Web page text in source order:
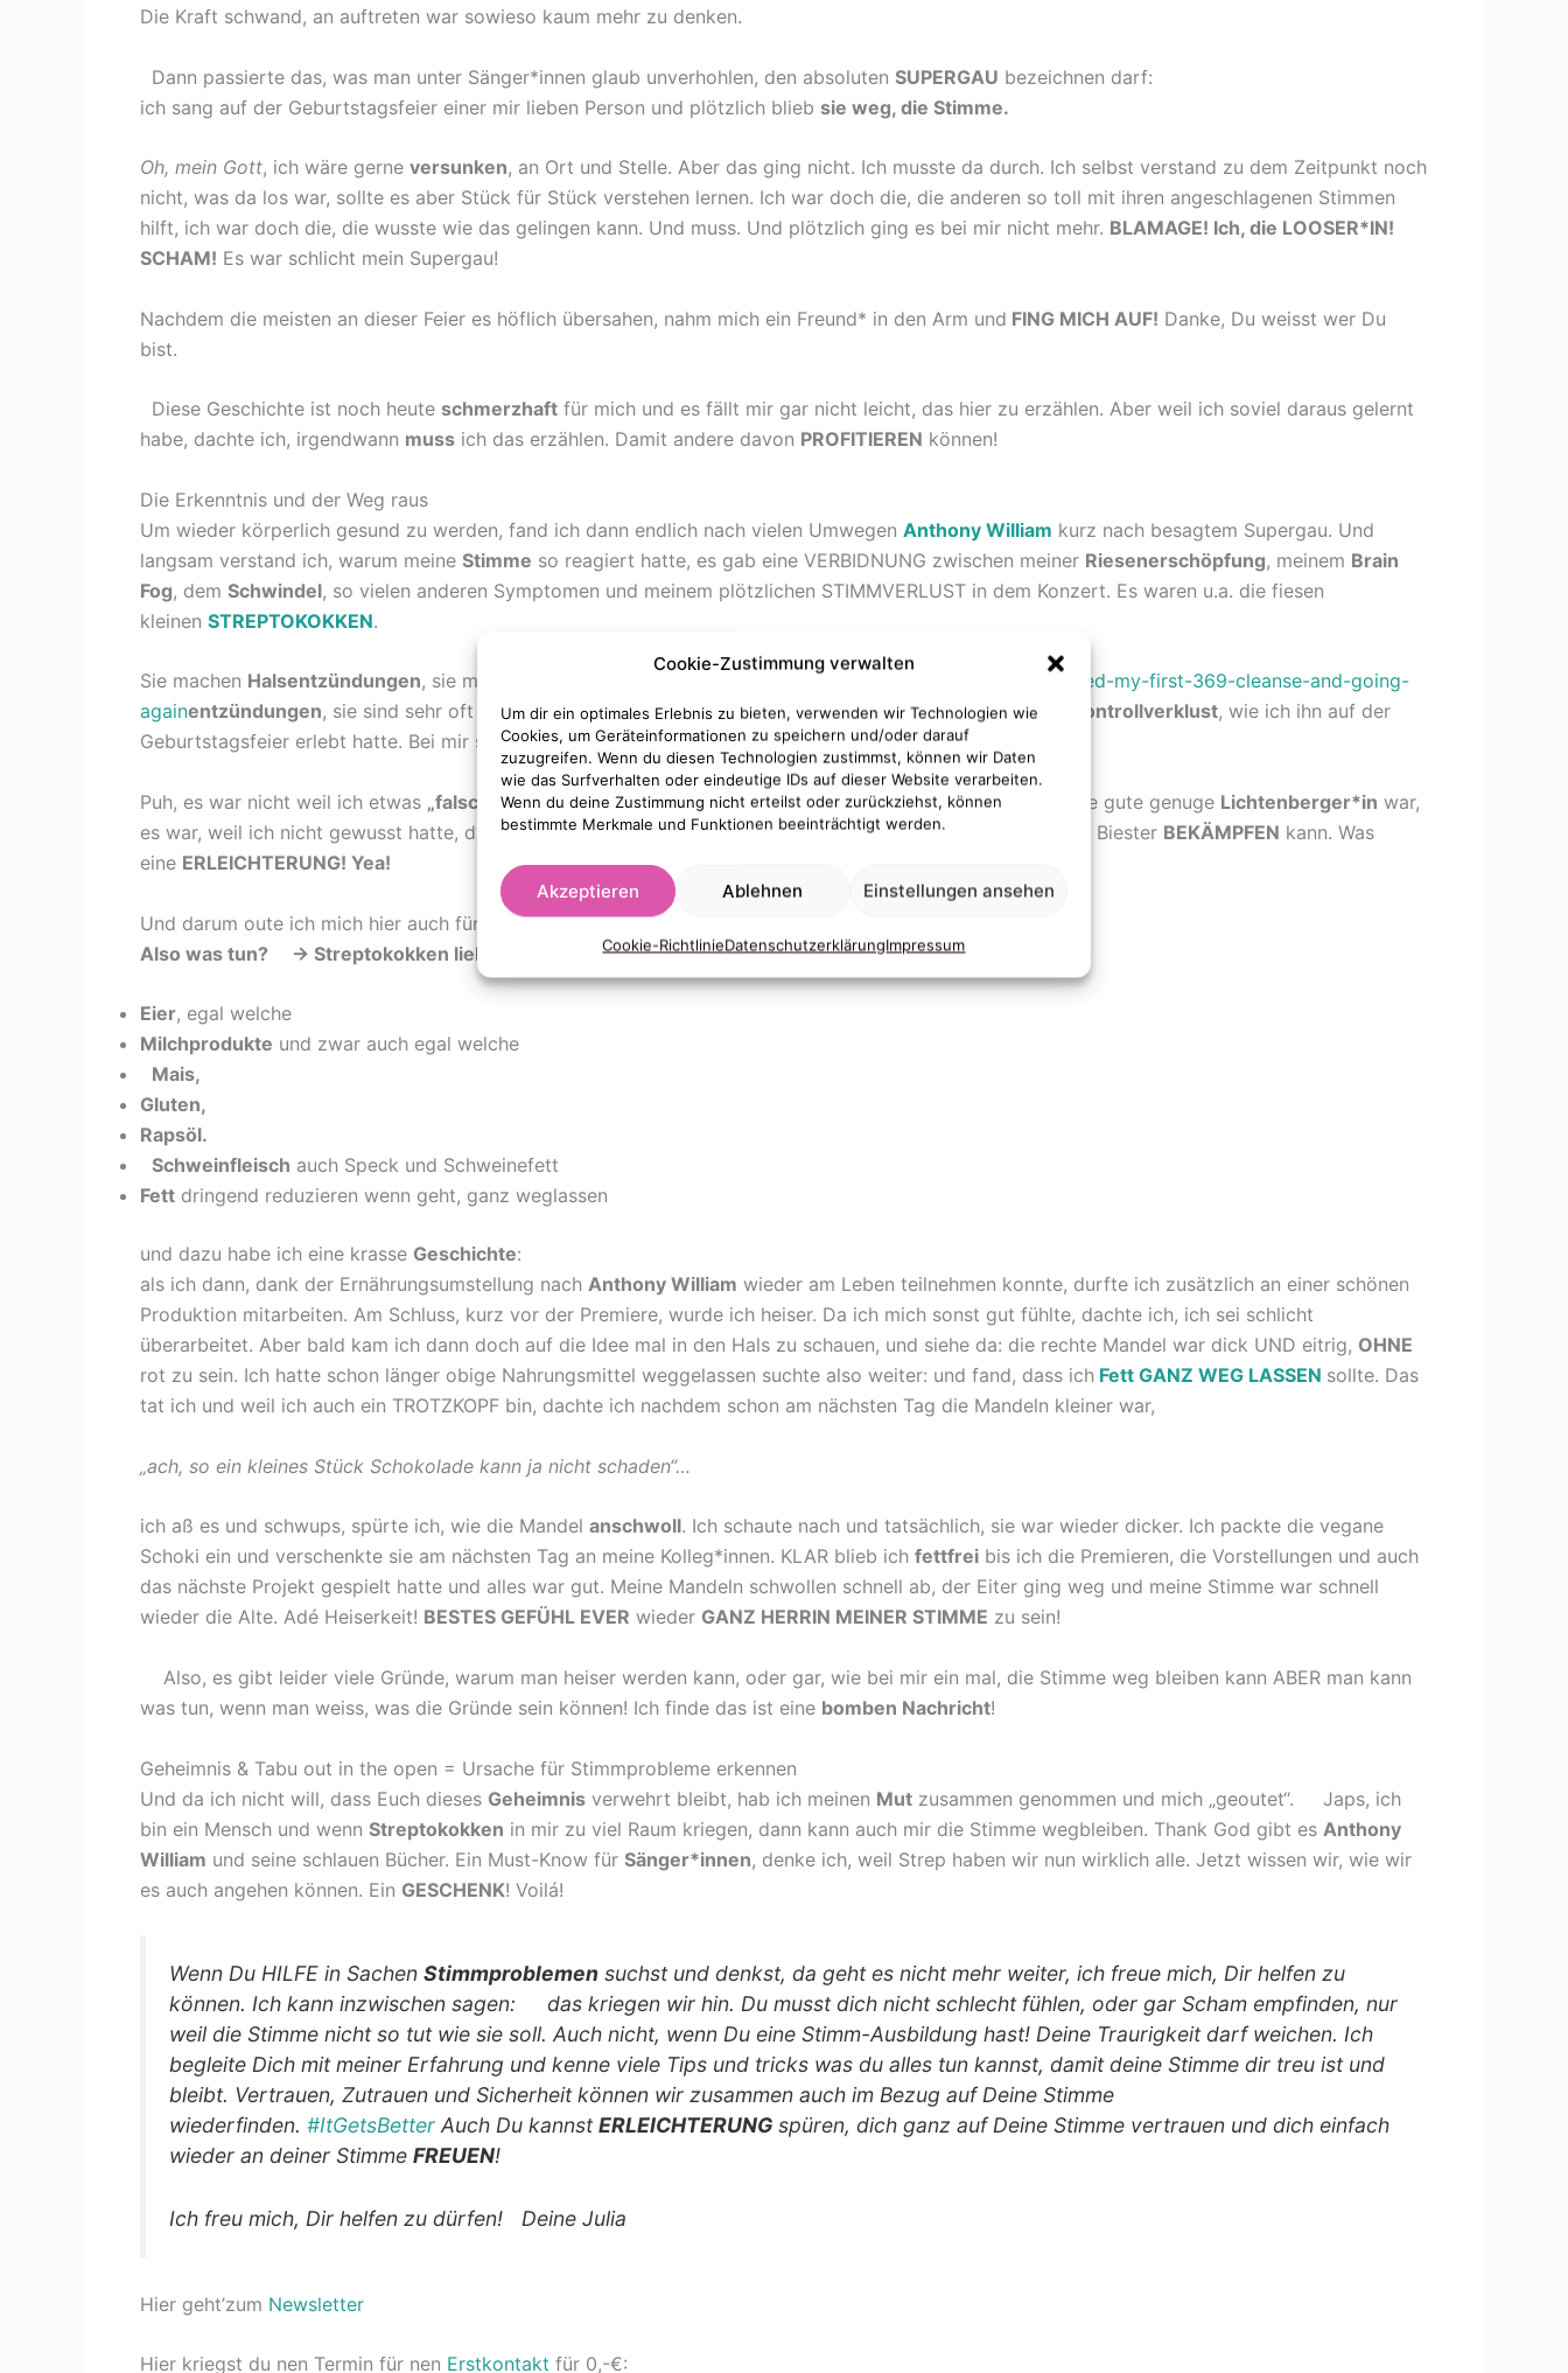
Cookie-Zustimmung verwalten
Um dir ein optimales Erlebnis zu bieten, verwenden wir Technologien wie
Cookies, um Geräteinformationen zu speichern und/oder darauf
zuzugreifen. Wenn du diesen Technologien zustimmst, können wir Daten
wie das Surfverhalten oder eindeutige IDs auf dieser Website verarbeiten.
Wenn du deine Zustimmung nicht erteilst oder zurückziehst, können
bestimmte Merkmale und Funktionen beeinträchtigt werden.
Akzeptieren Ablehnen Einstellungen ansehen
Cookie-RichtlinieDatenschutzerklärungImpressum
Die Kraft schwand, an auftreten war sowieso kaum mehr zu denken.
Dann passierte das, was man unter Sänger*innen glaub unverhohlen, den absoluten SUPERGAU bezeichnen darf:
ich sang auf der Geburtstagsfeier einer mir lieben Person und plötzlich blieb sie weg, die Stimme.
Oh, mein Gott, ich wäre gerne versunken, an Ort und Stelle. Aber das ging nicht. Ich musste da durch. Ich selbst verstand zu dem Zeitpunkt noch
nicht, was da los war, sollte es aber Stück für Stück verstehen lernen. Ich war doch die, die anderen so toll mit ihren angeschlagenen Stimmen
hilft, ich war doch die, die wusste wie das gelingen kann. Und muss. Und plötzlich ging es bei mir nicht mehr. BLAMAGE! Ich, die LOOSER*IN!
SCHAM! Es war schlicht mein Supergau!
Nachdem die meisten an dieser Feier es höflich übersahen, nahm mich ein Freund* in den Arm und FING MICH AUF! Danke, Du weisst wer Du
bist.
Diese Geschichte ist noch heute schmerzhaft für mich und es fällt mir gar nicht leicht, das hier zu erzählen. Aber weil ich soviel daraus gelernt
habe, dachte ich, irgendwann muss ich das erzählen. Damit andere davon PROFITIEREN können!
Die Erkenntnis und der Weg raus
Um wieder körperlich gesund zu werden, fand ich dann endlich nach vielen Umwegen Anthony William kurz nach besagtem Supergau. Und
langsam verstand ich, warum meine Stimme so reagiert hatte, es gab eine VERBIDNUNG zwischen meiner Riesenerschöpfung, meinem Brain
Fog, dem Schwindel, so vielen anderen Symptomen und meinem plötzlichen STIMMVERLUST in dem Konzert. Es waren u.a. die fiesen
kleinen STREPTOKOKKEN.
Sie machen Halsentzündungen, sie machen
https://www.medicalmedium.com/blog/just-finished-my-first-369-cleanse-and-going-
againentzündungen, sie sind sehr oft der Grund fürHeiserkeitoder eben auch für den soganntenStimmkontrollverklust, wie ich ihn auf der
Geburtstagsfeier erlebt hatte. Bei mir speziell, sind es gerne mal die Mandeln die betroffen sind.
Puh, es war nicht weil ich etwas „falsch“ gemachthatte, meineTechniknicht genügend im Griff hatte, keine gute genuge Lichtenberger*in war,
es war, weil ich nicht gewusst hatte, das Streptokokkendafür zuständig sind UND vor allem wie man diese Biester BEKÄMPFEN kann. Was
eine ERLEICHTERUNG! Yea!
Und darum oute ich mich hier auch für Euch, weil diese Info ist
Also was tun? -> Streptokokken lieben folgende Nahrungsmittel, die also bitteNICHTmehr essen:
Eier, egal welche
Milchprodukte und zwar auch egal welche
Mais,
Gluten,
Rapsöl.
Schweinfleisch auch Speck und Schweinefett
Fett dringend reduzieren wenn geht, ganz weglassen
und dazu habe ich eine krasse Geschichte:
als ich dann, dank der Ernährungsumstellung nach Anthony William wieder am Leben teilnehmen konnte, durfte ich zusätzlich an einer schönen
Produktion mitarbeiten. Am Schluss, kurz vor der Premiere, wurde ich heiser. Da ich mich sonst gut fühlte, dachte ich, ich sei schlicht
überarbeitet. Aber bald kam ich dann doch auf die Idee mal in den Hals zu schauen, und siehe da: die rechte Mandel war dick UND eitrig, OHNE
rot zu sein. Ich hatte schon länger obige Nahrungsmittel weggelassen suchte also weiter: und fand, dass ich Fett GANZ WEG LASSEN sollte. Das
tat ich und weil ich auch ein TROTZKOPF bin, dachte ich nachdem schon am nächsten Tag die Mandeln kleiner war,
„ach, so ein kleines Stück Schokolade kann ja nicht schaden“…
ich aß es und schwups, spürte ich, wie die Mandel anschwoll. Ich schaute nach und tatsächlich, sie war wieder dicker. Ich packte die vegane
Schoki ein und verschenkte sie am nächsten Tag an meine Kolleg*innen. KLAR blieb ich fettfrei bis ich die Premieren, die Vorstellungen und auch
das nächste Projekt gespielt hatte und alles war gut. Meine Mandeln schwollen schnell ab, der Eiter ging weg und meine Stimme war schnell
wieder die Alte. Adé Heiserkeit! BESTES GEFÜHL EVER wieder GANZ HERRIN MEINER STIMME zu sein!
Also, es gibt leider viele Gründe, warum man heiser werden kann, oder gar, wie bei mir ein mal, die Stimme weg bleiben kann ABER man kann
was tun, wenn man weiss, was die Gründe sein können! Ich finde das ist eine bomben Nachricht!
Geheimnis & Tabu out in the open = Ursache für Stimmprobleme erkennen
Und da ich nicht will, dass Euch dieses Geheimnis verwehrt bleibt, hab ich meinen Mut zusammen genommen und mich „geoutet“. Japs, ich
bin ein Mensch und wenn Streptokokken in mir zu viel Raum kriegen, dann kann auch mir die Stimme wegbleiben. Thank God gibt es Anthony
William und seine schlauen Bücher. Ein Must-Know für Sänger*innen, denke ich, weil Strep haben wir nun wirklich alle. Jetzt wissen wir, wie wir
es auch angehen können. Ein GESCHENK! Voilá!
Wenn Du HILFE in Sachen Stimmproblemen suchst und denkst, da geht es nicht mehr weiter, ich freue mich, Dir helfen zu
können. Ich kann inzwischen sagen: das kriegen wir hin. Du musst dich nicht schlecht fühlen, oder gar Scham empfinden, nur
weil die Stimme nicht so tut wie sie soll. Auch nicht, wenn Du eine Stimm-Ausbildung hast! Deine Traurigkeit darf weichen. Ich
begleite Dich mit meiner Erfahrung und kenne viele Tips und tricks was du alles tun kannst, damit deine Stimme dir treu ist und
bleibt. Vertrauen, Zutrauen und Sicherheit können wir zusammen auch im Bezug auf Deine Stimme
wiederfinden. #ItGetsBetter Auch Du kannstERLEICHTERUNG spüren, dich ganz auf Deine Stimme vertrauen und dich einfach
wieder an deiner Stimme FREUEN!
Ich freu mich, Dir helfen zu dürfen! Deine Julia
Hier geht’zum Newsletter
Hier kriegst du nen Termin für nen Erstkontakt für 0,-€: